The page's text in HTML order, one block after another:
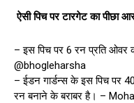
ऐसी पिच पर टारगेट का पीछा
– इस पिच पर 6 रन प्रति ओवर
@bhogleharsha
– ईडन गार्डन्स के इस पिच पर
रन बनाने के बराबर है। –